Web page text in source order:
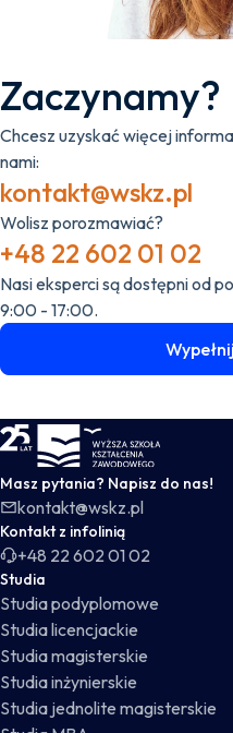
Zaczynamy?
Chcesz uzyskać więcej
nami:
kontakt@wskz.pl
Wolisz porozmawiać?
+48 22 602 01 02
Nasi eksperci są dostępni od
9:00 - 17:00.
WSKZ - strona główna
Masz pytania? Napisz do nas!
kontakt@wskz.pl
Kontakt z infolinią
+48 22 602 01 02
Studia
Studia podyplomowe
Studia licencjackie
Studia magisterskie
Studia inżynierskie
Studia jednolite magisterskie